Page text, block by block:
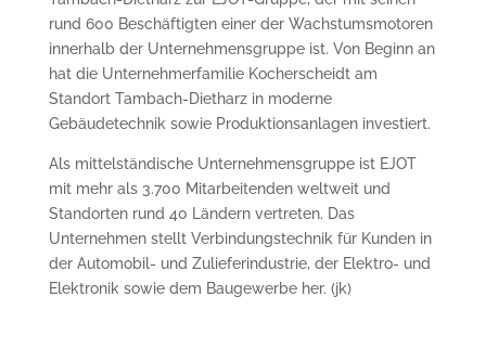
rund 600 Beschäftigten einer der Wachstumsmotoren
innerhalb der Unternehmensgruppe ist. Von Beginn an
hat die Unternehmerfamilie Kocherscheidt am
Standort Tambach-Dietharz in moderne
Gebäudetechnik sowie Produktionsanlagen investiert.
Als mittelständische Unternehmensgruppe ist EJOT
mit mehr als 3.700 Mitarbeitenden weltweit und
Standorten rund 40 Ländern vertreten. Das
Unternehmen stellt Verbindungstechnik für Kunden in
der Automobil- und Zulieferindustrie, der Elektro- und
Elektronik sowie dem Baugewerbe her. (jk)